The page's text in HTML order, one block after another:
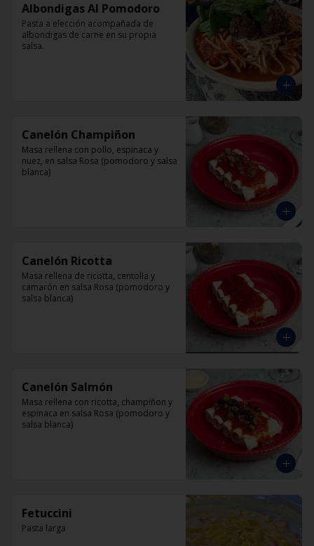
Albondigas Al Pomodoro
Pasta a elección acompañada de
albondigas de carne en su propia
salsa.
Canelón Champiñon
Masa rellena con pollo, espinaca y
nuez, en salsa Rosa (pomodoro y salsa
blanca)
Canelón Ricotta
Masa rellena de ricotta, centolla y
camarón en salsa Rosa (pomodoro y
salsa blanca)
Canelón Salmón
Masa rellena con ricotta, champiñon y
espinaca en salsa Rosa (pomodoro y
salsa blanca)
Fetuccini
Pasta larga